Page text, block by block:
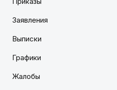
Заявления
Выписки
Графики
Жалобы